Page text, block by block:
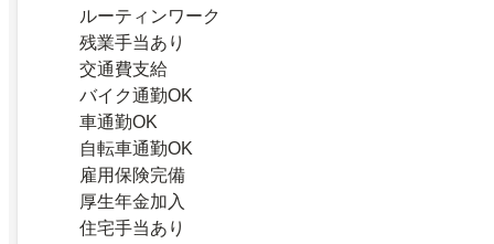
ルーティンワーク
残業手当あり
交通費支給
バイク通勤OK
車通勤OK
自転車通勤OK
雇用保険完備
厚生年金加入
住宅手当あり